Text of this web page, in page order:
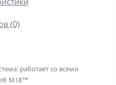
(0)
работает со всеми
М18™